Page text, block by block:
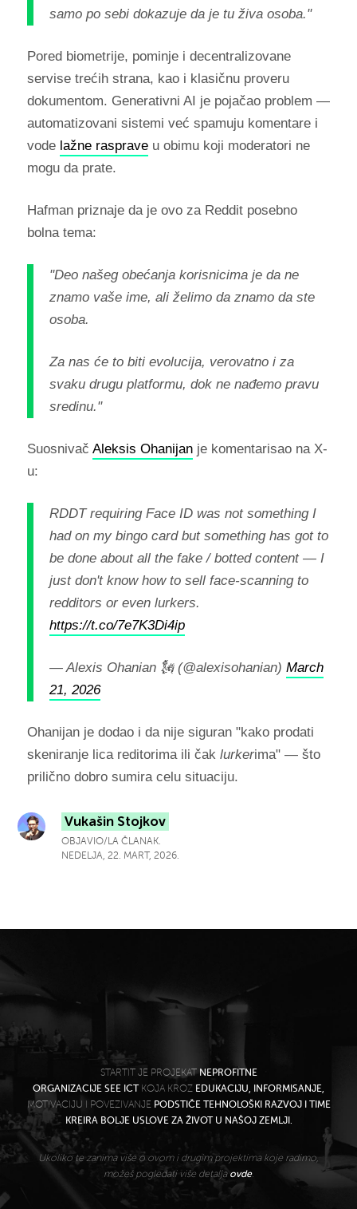
samo po sebi dokazuje da je tu živa osoba."
Pored biometrije, pominje i decentralizovane
servise trećih strana, kao i klasičnu proveru
dokumentom. Generativni AI je pojačao problem —
automatizovani sistemi već spamuju komentare i
vode lažne raspraveu obimu koji moderatori ne
mogu da prate.
Hafman priznaje da je ovo za Reddit posebno
bolna tema:
"Deo našeg obećanja korisnicima je da ne
znamo vaše ime, ali želimo da znamo da ste
osoba.
Za nas će to biti evolucija, verovatno i za
svaku drugu platformu, dok ne nađemo pravu
sredinu."
Suosnivač Aleksis Ohanijanje komentarisao na X-
u:
RDDT requiring Face ID was not something I
had on my bingo card but something has got to
be done about all the fake / botted content — I
just don't know how to sell face-scanning to
redditors or even lurkers.
https://t.co/7e7K3Di4ip
— Alexis Ohanian 🗽 (@alexisohanian) March
21, 2026
Ohanijan je dodao i da nije siguran "kako prodati
skeniranje lica reditorima ili čak lurkerima" — što
prilično dobro sumira celu situaciju.
Vukašin Stojkov
OBJAVIO/LA ČLANAK.
NEDELJA, 22. MART, 2026.
STARTIT JE PROJEKAT NEPROFITNE
ORGANIZACIJE SEE ICTKOJA KROZ EDUKACIJU, INFORMISANJE,
MOTIVACIJU I POVEZIVANJE PODSTIČE TEHNOLOŠKI RAZVOJ I TIME
KREIRA BOLJE USLOVE ZA ŽIVOT U NAŠOJ ZEMLJI.
Ukoliko te zanima više o ovom i drugim projektima koje radimo,
možeš pogledati više detalja ovde.